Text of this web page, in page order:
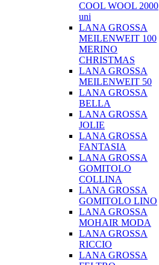
COOL WOOL 2000
uni
LANA GROSSA
MEILENWEIT 100
MERINO
CHRISTMAS
LANA GROSSA
MEILENWEIT 50
LANA GROSSA
BELLA
LANA GROSSA
JOLIE
LANA GROSSA
FANTASIA
LANA GROSSA
GOMITOLO
COLLINA
LANA GROSSA
GOMITOLO LINO
LANA GROSSA
MOHAIR MODA
LANA GROSSA
RICCIO
LANA GROSSA